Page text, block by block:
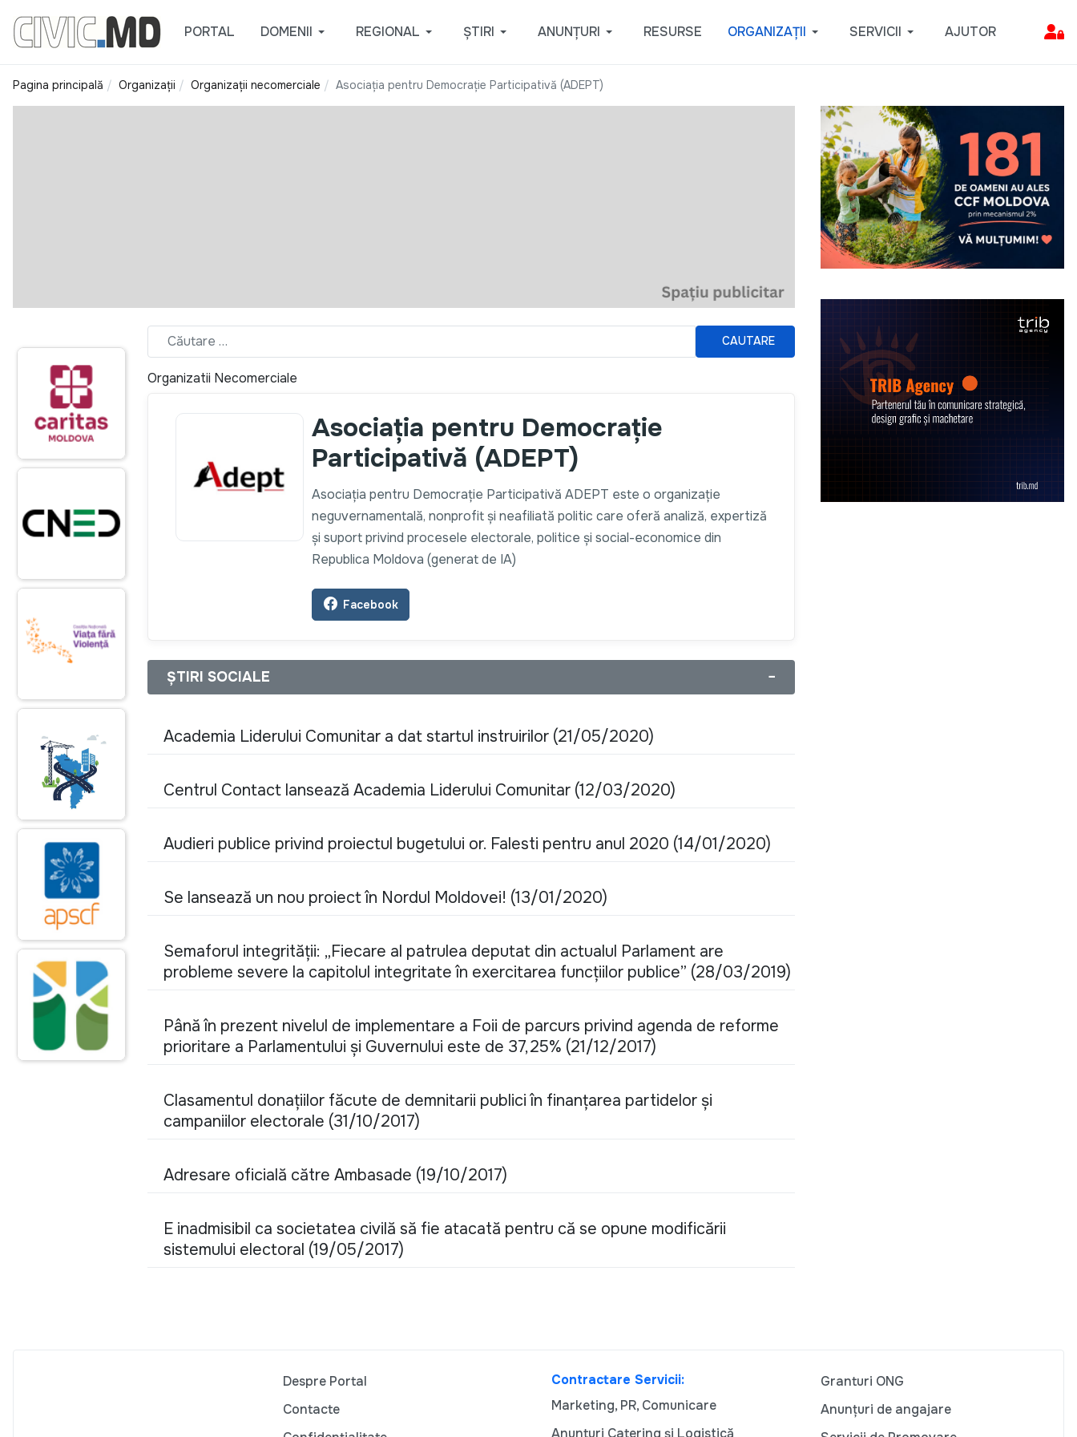
PORTAL DOMENII REGIONAL ȘTIRI ANUNȚURI RESURSE ORGANIZAȚII SERVICII AJUTOR
Pagina principală Organizații Organizații necomerciale Asociaţia pentru Democraţie Participativă (ADEPT)
CAUTARE
Organizatii Necomerciale
Asociaţia pentru Democraţie
Participativă (ADEPT)
Asociația pentru Democrație Participativă ADEPT este o organizație
neguvernamentală, nonprofit și neafiliată politic care oferă analiză, expertiză
și suport privind procesele electorale, politice și social-economice din
Republica Moldova (generat de IA)
Facebook
ȘTIRI SOCIALE −
Academia Liderului Comunitar a dat startul instruirilor (21/05/2020)
Centrul Contact lansează Academia Liderului Comunitar (12/03/2020)
Audieri publice privind proiectul bugetului or. Falesti pentru anul 2020 (14/01/2020)
Se lansează un nou proiect în Nordul Moldovei! (13/01/2020)
Semaforul integrității: „Fiecare al patrulea deputat din actualul Parlament are
probleme severe la capitolul integritate în exercitarea funcțiilor publice” (28/03/2019)
Până în prezent nivelul de implementare a Foii de parcurs privind agenda de reforme
prioritare a Parlamentului și Guvernului este de 37,25% (21/12/2017)
Clasamentul donaţiilor făcute de demnitarii publici în finanţarea partidelor şi
campaniilor electorale (31/10/2017)
Adresare oficială către Ambasade (19/10/2017)
E inadmisibil ca societatea civilă să fie atacată pentru că se opune modificării
sistemului electoral (19/05/2017)
Despre Portal
Contacte
Contractare Servicii:
Marketing, PR, Comunicare
Anunturi Catering și Logistică
Granturi ONG
Anunțuri de angajare